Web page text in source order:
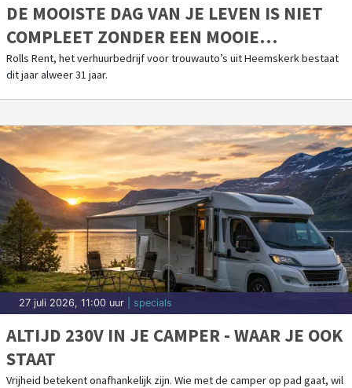
DE MOOISTE DAG VAN JE LEVEN IS NIET
COMPLEET ZONDER EEN MOOIE
TROUWAUTO
Rolls Rent, het verhuurbedrijf voor trouwauto’s uit Heemskerk bestaat
dit jaar alweer 31 jaar.
27 juli 2026, 11:00 uur | specials
ALTIJD 230V IN JE CAMPER - WAAR JE OOK
STAAT
Vrijheid betekent onafhankelijk zijn. Wie met de camper op pad gaat, wil